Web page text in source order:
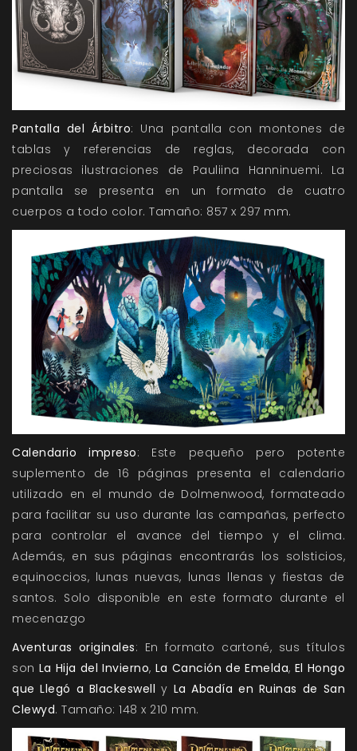
Pantalla del Árbitro: Una pantalla con montones de
tablas y referencias de reglas, decorada con
preciosas ilustraciones de Pauliina Hanninuemi. La
pantalla se presenta en un formato de cuatro
cuerpos a todo color. Tamaño: 857 x 297 mm.
Calendario impreso: Este pequeño pero potente
suplemento de 16 páginas presenta el calendario
utilizado en el mundo de Dolmenwood, formateado
para facilitar su uso durante las campañas, perfecto
para controlar el avance del tiempo y el clima.
Además, en sus páginas encontrarás los solsticios,
equinoccios, lunas nuevas, lunas llenas y fiestas de
santos. Solo disponible en este formato durante el
mecenazgo
Aventuras originales: En formato cartoné, sus títulos
son La Hija del Invierno, La Canción de Emelda, El Hongo
que Llegó a Blackeswell y La Abadía en Ruinas de San
Clewyd. Tamaño: 148 x 210 mm.